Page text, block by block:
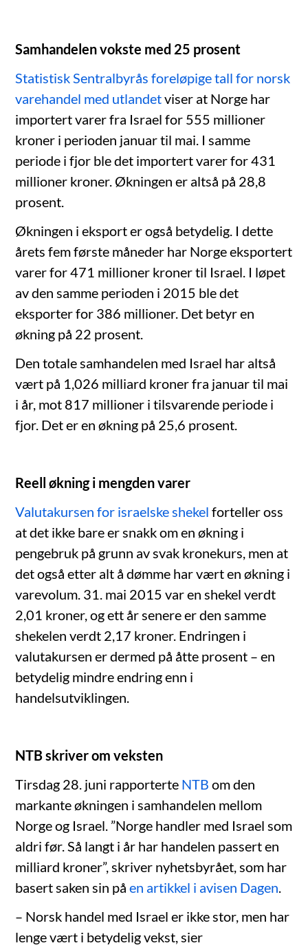
Samhandelen vokste med 25 prosent
Statistisk Sentralbyrås foreløpige tall for norsk
varehandel med utlandetviser at Norge har
importert varer fra Israel for 555 millioner
kroner i perioden januar til mai. I samme
periode i fjor ble det importert varer for 431
millioner kroner. Økningen er altså på 28,8
prosent.
Økningen i eksport er også betydelig. I dette
årets fem første måneder har Norge eksportert
varer for 471 millioner kroner til Israel. I løpet
av den samme perioden i 2015 ble det
eksporter for 386 millioner. Det betyr en
økning på 22 prosent.
Den totale samhandelen med Israel har altså
vært på 1,026 milliard kroner fra januar til mai
i år, mot 817 millioner i tilsvarende periode i
fjor. Det er en økning på 25,6 prosent.
Reell økning i mengden varer
Valutakursen for israelske shekel forteller oss
at det ikke bare er snakk om en økning i
pengebruk på grunn av svak kronekurs, men at
det også etter alt å dømme har vært en økning i
varevolum. 31. mai 2015 var en shekel verdt
2,01 kroner, og ett år senere er den samme
shekelen verdt 2,17 kroner. Endringen i
valutakursen er dermed på åtte prosent – en
betydelig mindre endring enn i
handelsutviklingen.
NTB skriver om veksten
Tirsdag 28. juni rapporterte NTB om den
markante økningen i samhandelen mellom
Norge og Israel. ”Norge handler med Israel som
aldri før. Så langt i år har handelen passert en
milliard kroner”, skriver nyhetsbyrået, som har
basert saken sin påen artikkel i avisen Dagen
– Norsk handel med Israel er ikke stor, men har
lenge vært i betydelig vekst, sier